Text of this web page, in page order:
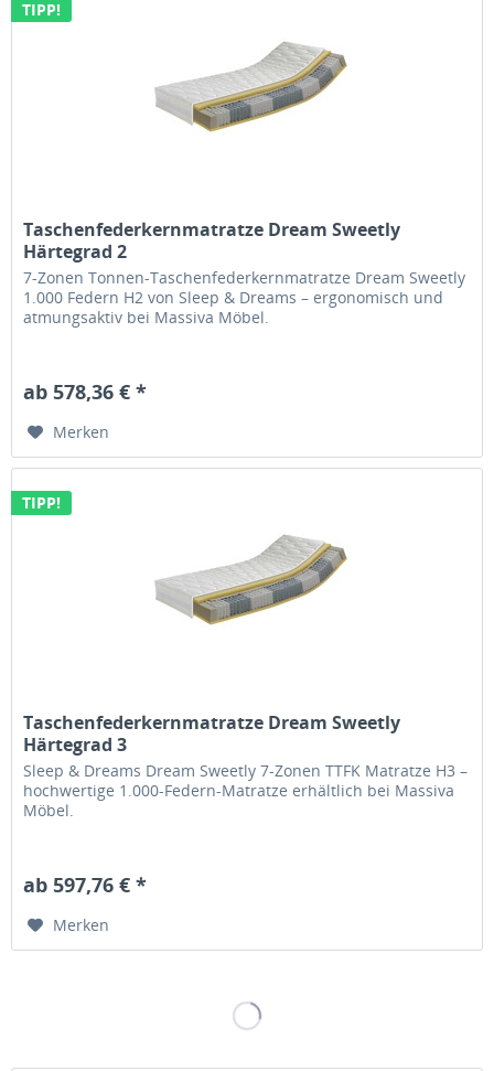
TIPP!
Taschenfederkernmatratze Dream Sweetly
Härtegrad 2
7-Zonen Tonnen-Taschenfederkernmatratze Dream Sweetly
1.000 Federn H2 von Sleep & Dreams – ergonomisch und
atmungsaktiv bei Massiva Möbel.
ab 578,36 € *
Merken
TIPP!
Taschenfederkernmatratze Dream Sweetly
Härtegrad 3
Sleep & Dreams Dream Sweetly 7-Zonen TTFK Matratze H3 –
hochwertige 1.000-Federn-Matratze erhältlich bei Massiva
Möbel.
ab 597,76 € *
Merken